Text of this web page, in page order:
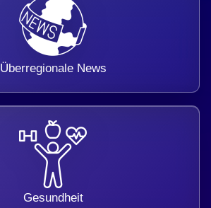
Überregionale News
Gesundheit